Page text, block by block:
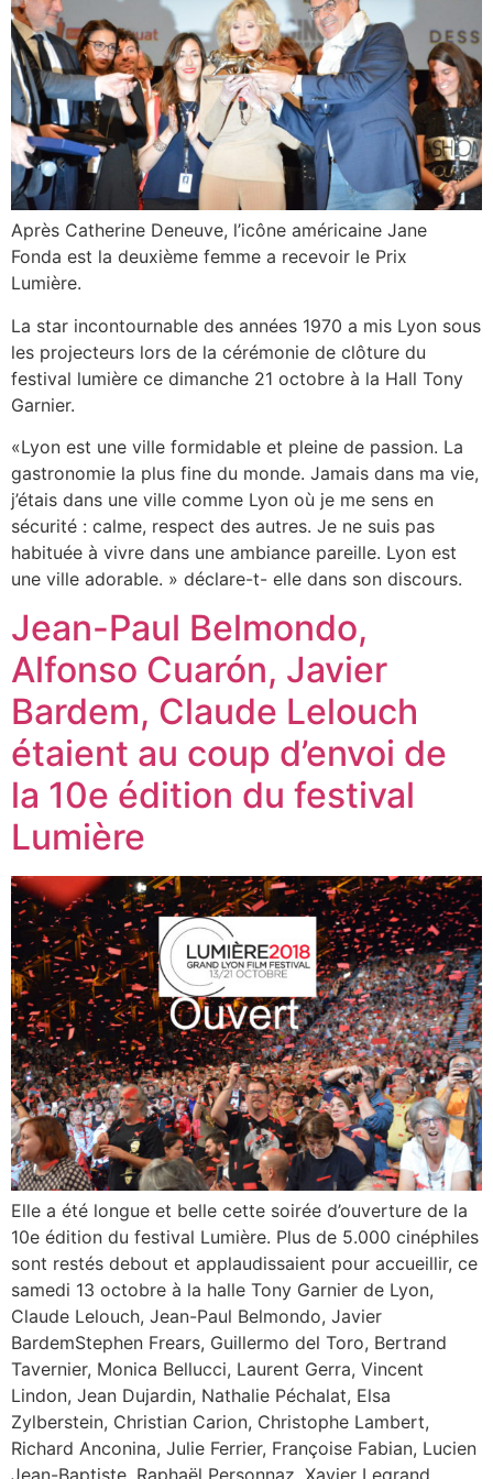
Après Catherine Deneuve, l’icône américaine Jane
Fonda est la deuxième femme a recevoir le Prix
Lumière.
La star incontournable des années 1970 a mis Lyon sous
les projecteurs lors de la cérémonie de clôture du
festival lumière ce dimanche 21 octobre à la Hall Tony
Garnier.
«Lyon est une ville formidable et pleine de passion. La
gastronomie la plus fine du monde. Jamais dans ma vie,
j’étais dans une ville comme Lyon où je me sens en
sécurité : calme, respect des autres. Je ne suis pas
habituée à vivre dans une ambiance pareille. Lyon est
une ville adorable. » déclare-t- elle dans son discours.
Jean-Paul Belmondo,
Alfonso Cuarón, Javier
Bardem, Claude Lelouch
étaient au coup d’envoi de
la 10e édition du festival
Lumière
Elle a été longue et belle cette soirée d’ouverture de la
10e édition du festival Lumière. Plus de 5.000 cinéphiles
sont restés debout et applaudissaient pour accueillir, ce
samedi 13 octobre à la halle Tony Garnier de Lyon,
Claude Lelouch, Jean-Paul Belmondo, Javier
BardemStephen Frears, Guillermo del Toro, Bertrand
Tavernier, Monica Bellucci, Laurent Gerra, Vincent
Lindon, Jean Dujardin, Nathalie Péchalat, Elsa
Zylberstein, Christian Carion, Christophe Lambert,
Richard Anconina, Julie Ferrier, Françoise Fabian, Lucien
Jean-Baptiste, Raphaël Personnaz, Xavier Legrand,